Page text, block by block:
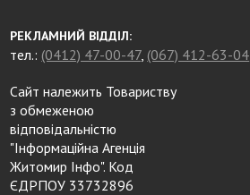
РЕКЛАМНИЙ ВІДДІЛ:
тел.: (0412) 47-00-47, (067) 412-63-04
Сайт належить Товариству
з обмеженою
відповідальністю
"Інформаційна Агенція
Житомир Інфо". Код
ЄДРПОУ 33732896